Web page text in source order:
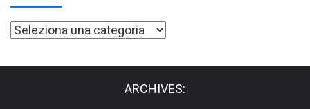
Categorie
ARCHIVES: